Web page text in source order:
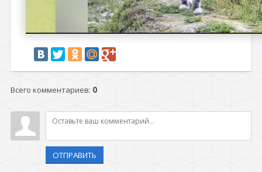
Всего комментариев: 0
ОТПРАВИТЬ